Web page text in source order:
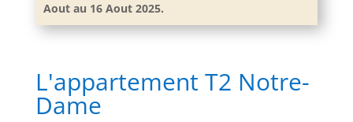
Aout au 16 Aout 2025.
L'appartement T2 Notre-
Dame